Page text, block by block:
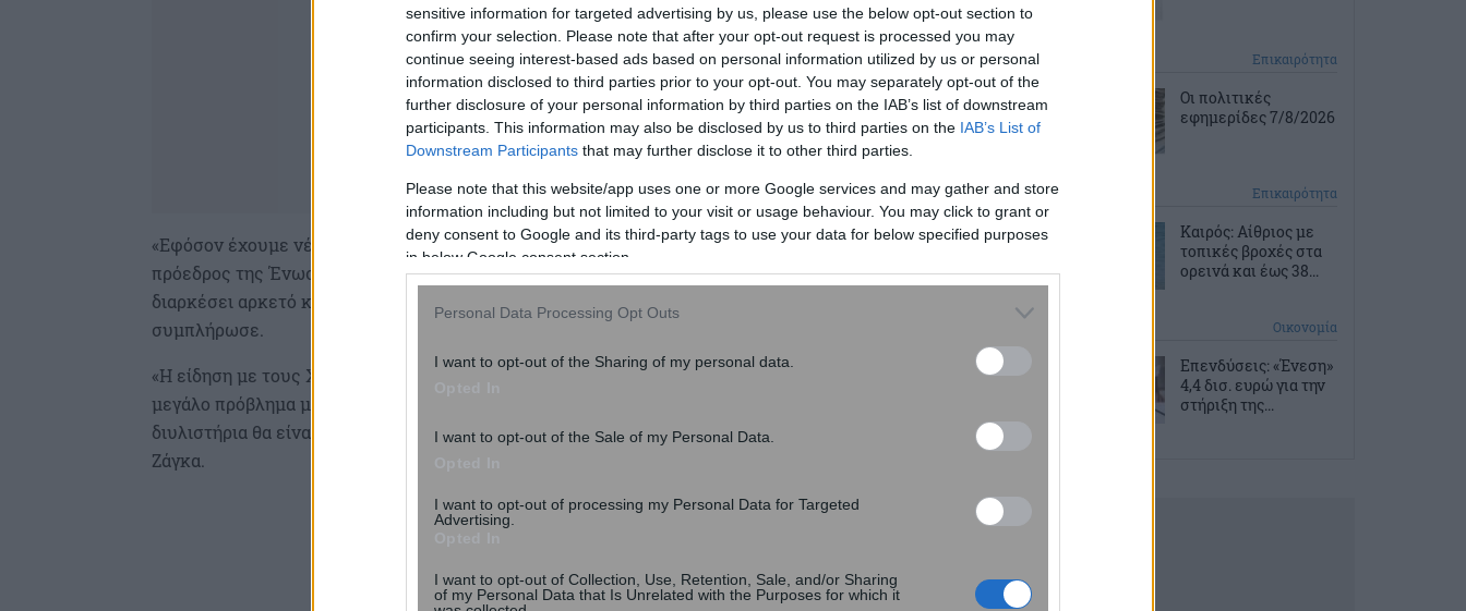
sensitive information for targeted advertising by us, please use the below opt-out section to
confirm your selection. Please note that after your opt-out request is processed you may
continue seeing interest-based ads based on personal information utilized by us or personal
information disclosed to third parties prior to your opt-out. You may separately opt-out of the
further disclosure of your personal information by third parties on the IAB’s list of downstream
participants. This information may also be disclosed by us to third parties on the IAB’s List of
Downstream Participants that may further disclose it to other third parties.
Please note that this website/app uses one or more Google services and may gather and store
information including but not limited to your visit or usage behaviour. You may click to grant or
deny consent to Google and its third-party tags to use your data for below specified purposes
in below Google consent section.
Personal Data Processing Opt Outs
I want to opt-out of the Sharing of my personal data.
I want to opt-out of the Sale of my Personal Data.
I want to opt-out of processing my Personal Data for Targeted
Advertising.
I want to opt-out of Collection, Use, Retention, Sale, and/or Sharing
of my Personal Data that Is Unrelated with the Purposes for which it
«Εφόσον έχουμε νέα τιμολόγια με νέες τιμές,τότε δικαιούμαι να ανεβάσω την τιμή » είπε η
πρόεδρος της Ένωσης βενζινοπωλών Αττικής, Μαρία Ζάγκα μιλώντας στο Action 24. «Eάν
διαρκέσει αρκετό καιρό η κρίση στην Ερυθρά θάλασσα, τότε θα ανέβουν οι τιμές στα καύσιμα »
συμπλήρωσε.
«H είδηση με τους Χούθι όλους μας έχει αναστατώσει και μας έχει προβληματίσει. Υπάρχει ήδη
μεγάλο πρόβλημα μας .Είμαστε πολύ ψύχραιμοι. Πιστεύω πως και οι εταιρείες και τα
διυλιστήρια θα είναι πολύ προσεκτικοί στο τι ανατιμήσεις θα κάνουν » είπε μεταξύ άλλων η κ.
Ζάγκα.
Επικαιρότητα
Οι πολιτικές
εφημερίδες 7/8/2026
2 ώρες πριν Επικαιρότητα
Καιρός: Αίθριος με
τοπικές βροχές στα
ορεινά και έως 38...
Οικονομία
Επενδύσεις: «Ένεση»
4,4 δισ. ευρώ για την
στήριξη της...